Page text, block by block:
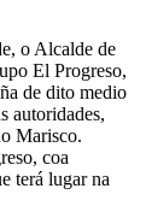
o Alcalde de
El Progreso,
de dito medio
autoridades,
Marisco.
coa
terá lugar na